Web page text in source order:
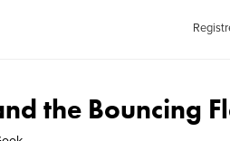
the Bouncing